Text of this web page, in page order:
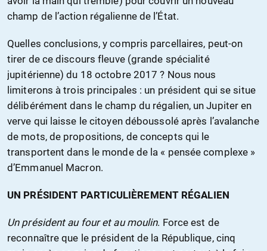
champ de l’action régalienne de l’État.
Quelles conclusions, y compris parcellaires, peut-on
tirer de ce discours fleuve (grande spécialité
jupitérienne) du 18 octobre 2017 ? Nous nous
limiterons à trois principales : un président qui se situe
délibérément dans le champ du régalien, un Jupiter en
verve qui laisse le citoyen déboussolé après l’avalanche
de mots, de propositions, de concepts qui le
transportent dans le monde de la « pensée complexe »
d’Emmanuel Macron.
UN PRÉSIDENT PARTICULIÈREMENT RÉGALIEN
Un président au four et au moulin. Force est de
reconnaître que le président de la République, cinq